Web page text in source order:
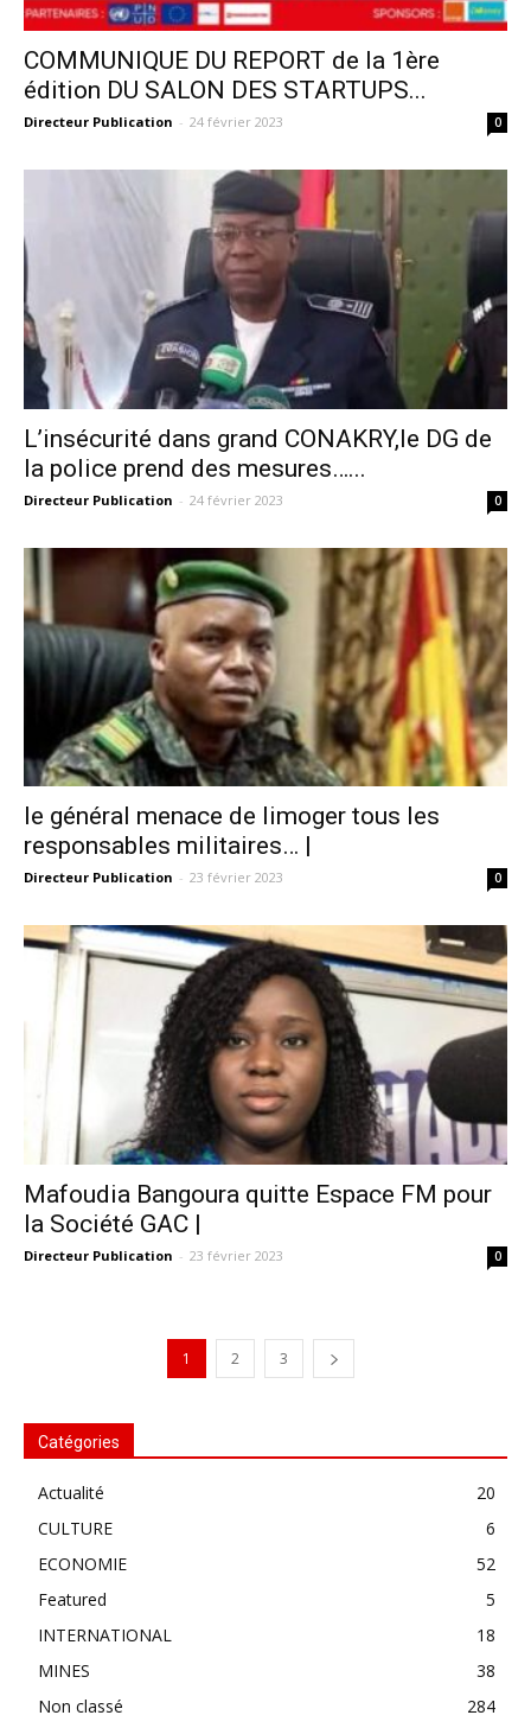
COMMUNIQUE DU REPORT de la 1ère
édition DU SALON DES STARTUPS...
Directeur Publication - 24 février 2023 0
L’insécurité dans grand CONAKRY,le DG de
la police prend des mesures…...
Directeur Publication - 24 février 2023 0
le général menace de limoger tous les
responsables militaires… |
Directeur Publication - 23 février 2023 0
Mafoudia Bangoura quitte Espace FM pour
la Société GAC |
Directeur Publication - 23 février 2023 0
1 2 3
Catégories
Actualité
20
CULTURE
6
ECONOMIE
52
Featured
5
INTERNATIONAL
18
MINES
38
Non classé
284